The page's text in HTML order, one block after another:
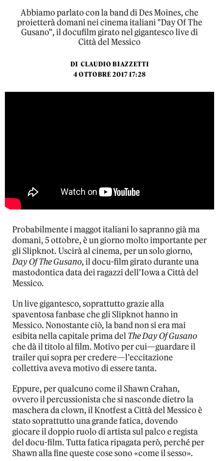
Abbiamo parlato con la band di Des Moines, che
proietterà domani nei cinema italiani "Day Of The
Gusano", il docufilm girato nel gigantesco live di
Città del Messico
DI CLAUDIO BIAZZETTI
4 OTTOBRE 2017 17:28
Probabilmente i maggot italiani lo sapranno già ma
domani, 5 ottobre, è un giorno molto importante per
gli Slipknot. Uscirà al cinema, per un solo giorno,
Day Of The Gusano, il docu-film girato durante una
mastodontica data dei ragazzi dell’Iowa a Città del
Messico.
Un live gigantesco, soprattutto grazie alla
spaventosa fanbase che gli Slipknot hanno in
Messico. Nonostante ciò, la band non si era mai
esibita nella capitale prima delThe Day Of Gusano
che dà il titolo al film. Motivo per cui—guardare il
trailer qui sopra per credere—l’eccitazione
collettiva aveva motivo di essere tanta.
Eppure, per qualcuno come il Shawn Crahan,
ovvero il percussionista che si nasconde dietro la
maschera da clown, il Knotfest a Città del Messico è
stato soprattutto una grande fatica, dovendo
giocare il doppio ruolo di artista sul palco e regista
del docu-film. Tutta fatica ripagata però, perché per
Shawn alla fine queste cose sono «come il sesso».